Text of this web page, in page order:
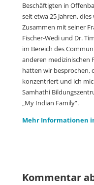
Beschäftigten in
seit etwa 25 Jahren,
Zusammen mit seiner
Fischer-Wedi und Dr.
im Bereich des
anderen medizinischen
hatten wir besprochen,
konzentriert und ich
Samhathi
„My Indian Family“.
Mehr Informationen
Kommentar